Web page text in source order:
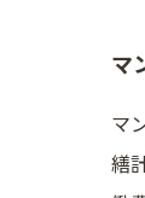
マ
マ
繕